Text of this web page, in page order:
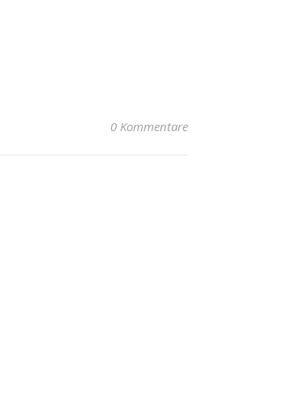
0 Kommentare